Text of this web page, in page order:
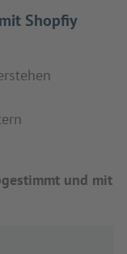
Shopfiy
und mit